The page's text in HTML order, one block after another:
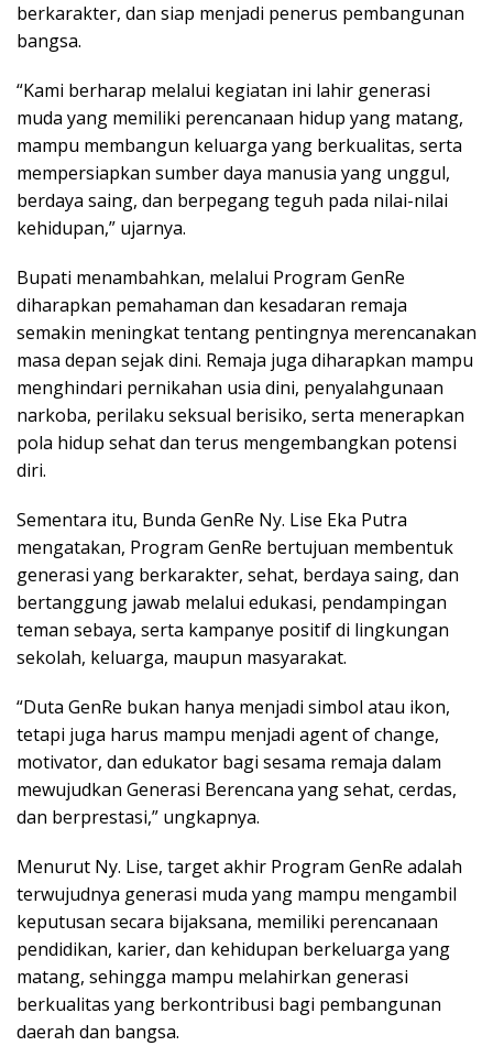
berkarakter, dan siap menjadi penerus pembangunan
bangsa.
“Kami berharap melalui kegiatan ini lahir generasi
muda yang memiliki perencanaan hidup yang matang,
mampu membangun keluarga yang berkualitas, serta
mempersiapkan sumber daya manusia yang unggul,
berdaya saing, dan berpegang teguh pada nilai-nilai
kehidupan,” ujarnya.
Bupati menambahkan, melalui Program GenRe
diharapkan pemahaman dan kesadaran remaja
semakin meningkat tentang pentingnya merencanakan
masa depan sejak dini. Remaja juga diharapkan mampu
menghindari pernikahan usia dini, penyalahgunaan
narkoba, perilaku seksual berisiko, serta menerapkan
pola hidup sehat dan terus mengembangkan potensi
diri.
Sementara itu, Bunda GenRe Ny. Lise Eka Putra
mengatakan, Program GenRe bertujuan membentuk
generasi yang berkarakter, sehat, berdaya saing, dan
bertanggung jawab melalui edukasi, pendampingan
teman sebaya, serta kampanye positif di lingkungan
sekolah, keluarga, maupun masyarakat.
“Duta GenRe bukan hanya menjadi simbol atau ikon,
tetapi juga harus mampu menjadi agent of change,
motivator, dan edukator bagi sesama remaja dalam
mewujudkan Generasi Berencana yang sehat, cerdas,
dan berprestasi,” ungkapnya.
Menurut Ny. Lise, target akhir Program GenRe adalah
terwujudnya generasi muda yang mampu mengambil
keputusan secara bijaksana, memiliki perencanaan
pendidikan, karier, dan kehidupan berkeluarga yang
matang, sehingga mampu melahirkan generasi
berkualitas yang berkontribusi bagi pembangunan
daerah dan bangsa.